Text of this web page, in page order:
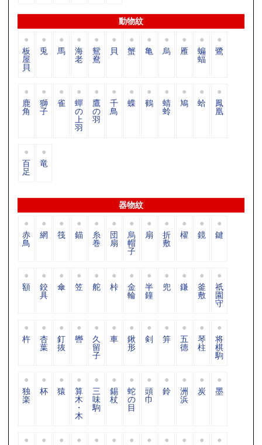
動物紋
板
屋
貝
兎 馬 海
老
鴛
鴦
貝 蟹 亀 烏 雁 蝙
蝠
鷺
鹿
角
獅
子
雀 蟬
の
上
羽
鷹
の
羽
千
鳥
蝶 鶴 蜻
蛉
鳩 蛤 鳳
凰
百
足
竜
器物紋
赤
鳥
網 筏 錨 糸
巻
団
扇
烏
帽
子
扇 折
敷
櫂 鏡 鍵
額 鉸
具
傘 笠 舵 桛 金
輪
半
鐘
兜 鎌 釜
敷
祇
園
守
杵 杏
葉
釘
抜
轡 久
留
子
車 鍬
形
剣 笄 五
德
琴
柱
将
棋
駒
独
楽
杯 猿 算
木
・
木
三
味
駒
錫
杖
蛇
の
目
頭
巾
鈴 洲
浜
炭 墨